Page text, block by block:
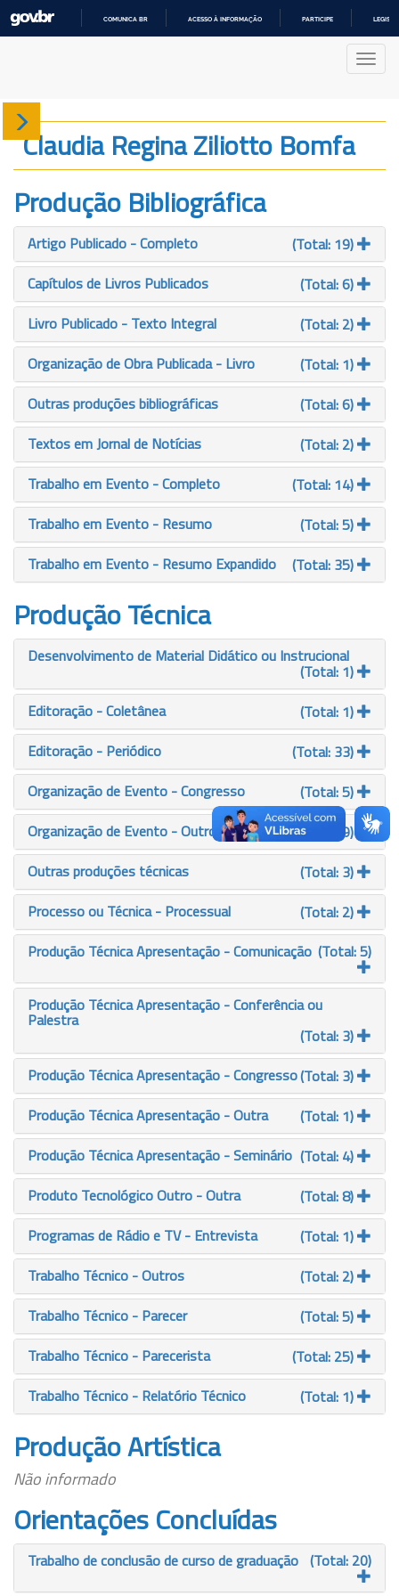
COMUNICA BR ACESSO À INFORMAÇÃO PARTICIPE
Sobre
Produção
Projetos
Gráficos
Claudia Regina Ziliotto Bomfa
Produção Bibliográfica
Artigo Publicado - Completo
(Total: 19)
Capítulos de Livros Publicados
(Total: 6)
Livro Publicado - Texto Integral
(Total: 2)
Organização de Obra Publicada - Livro
(Total: 1)
Outras produções bibliográficas
(Total: 6)
Textos em Jornal de Notícias
(Total: 2)
Trabalho em Evento - Completo
(Total: 14)
Trabalho em Evento - Resumo
(Total: 5)
Trabalho em Evento - Resumo Expandido
(Total: 35)
Produção Técnica
Desenvolvimento de Material Didático ou Instrucional
(Total: 1)
Editoração - Coletânea
(Total: 1)
Editoração - Periódico
(Total: 33)
Organização de Evento - Congresso
(Total: 5)
Organização de Evento - Outro
(Total: 9)
Outras produções técnicas
(Total: 3)
Processo ou Técnica - Processual
(Total: 2)
Produção Técnica Apresentação - Comunicação (Total: 5)
Produção Técnica Apresentação - Conferência ou
Palestra
(Total: 3)
Produção Técnica Apresentação - Congresso(Total: 3)
Produção Técnica Apresentação - Outra
(Total: 1)
Produção Técnica Apresentação - Seminário (Total: 4)
Produto Tecnológico Outro - Outra
(Total: 8)
Programas de Rádio e TV - Entrevista
(Total: 1)
Trabalho Técnico - Outros
(Total: 2)
Trabalho Técnico - Parecer
(Total: 5)
Trabalho Técnico - Parecerista
(Total: 25)
Trabalho Técnico - Relatório Técnico
(Total: 1)
Produção Artística
Não informado
Orientações Concluídas
Trabalho de conclusão de curso de graduação (Total: 20)